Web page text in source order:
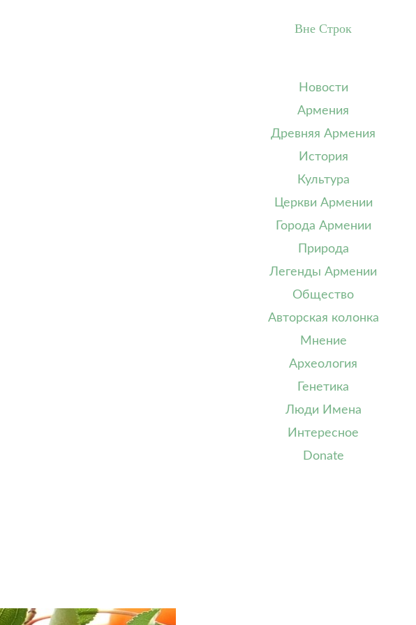
Вне Строк
Новости
Армения
Древняя Армения
История
Культура
Церкви Армении
Города Армении
Природа
Легенды Армении
Общество
Авторская колонка
Мнение
Археология
Генетика
Люди Имена
Интересное
Donate